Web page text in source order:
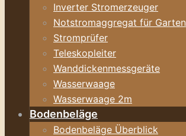
Inverter Stromerzeuger
Notstromaggregat für Garten
Stromprüfer
Teleskopleiter
Wanddickenmessgeräte
Wasserwaage
Wasserwaage 2m
Bodenbeläge
Bodenbeläge Überblick